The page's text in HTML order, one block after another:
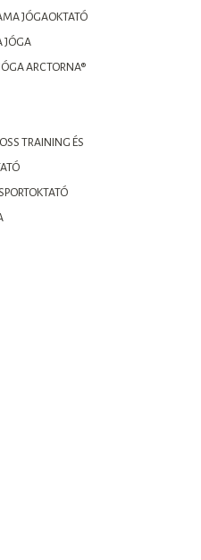
JÓGAOKTATÓ
JÓGA
ARCTORNA®
TRAINING ÉS